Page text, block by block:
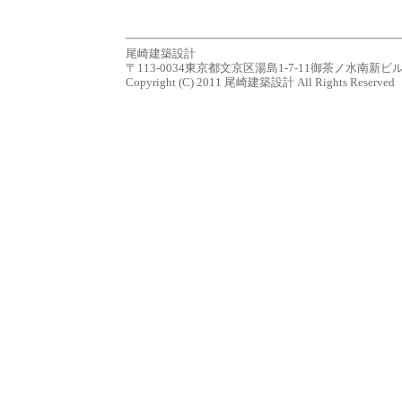
尾崎建築設計
〒113-0034東京都文京区湯島1-7-11御茶ノ水南新ビ
Copyright (C) 2011 尾崎建築設計 All Rights Reserved